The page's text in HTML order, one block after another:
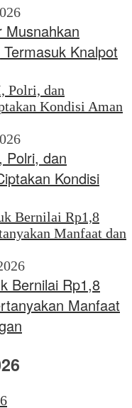
Musnahkan
Knalpot
Polri, dan
Kondisi
Bernilai Rp1,8
Manfaat